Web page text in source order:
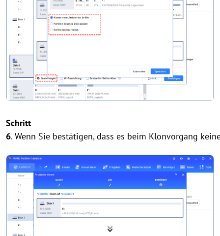
Schritt
6. Wenn Sie bestätigen, dass es beim Klonvorgang